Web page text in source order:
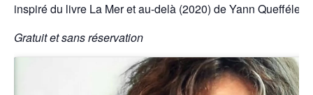
inspiré du livre La Mer et au-delà (2020) de Yann Queffélec.
Gratuit et sans réservation